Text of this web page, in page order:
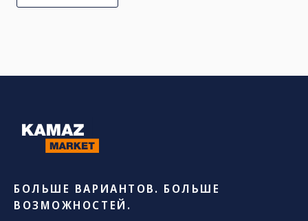
БОЛЬШЕ ВАРИАНТОВ. БОЛЬШЕ
ВОЗМОЖНОСТЕЙ.